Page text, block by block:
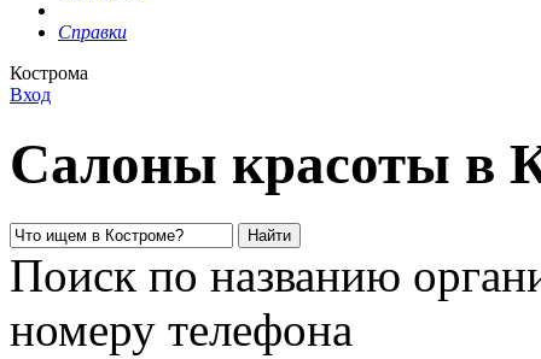
Справки
Кострома
Вход
Салоны красоты в
Поиск по названию
номеру телефона